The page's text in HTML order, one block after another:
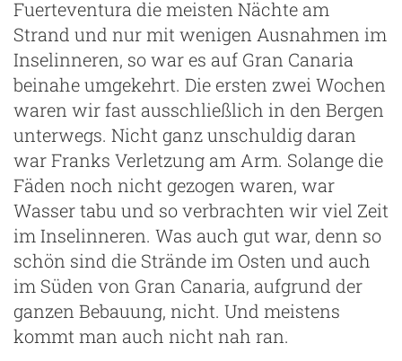
Fuerteventura die meisten Nächte am
Strand und nur mit wenigen Ausnahmen im
Inselinneren, so war es auf Gran Canaria
beinahe umgekehrt. Die ersten zwei Wochen
waren wir fast ausschließlich in den Bergen
unterwegs. Nicht ganz unschuldig daran
war Franks Verletzung am Arm. Solange die
Fäden noch nicht gezogen waren, war
Wasser tabu und so verbrachten wir viel Zeit
im Inselinneren. Was auch gut war, denn so
schön sind die Strände im Osten und auch
im Süden von Gran Canaria, aufgrund der
ganzen Bebauung, nicht. Und meistens
kommt man auch nicht nah ran.